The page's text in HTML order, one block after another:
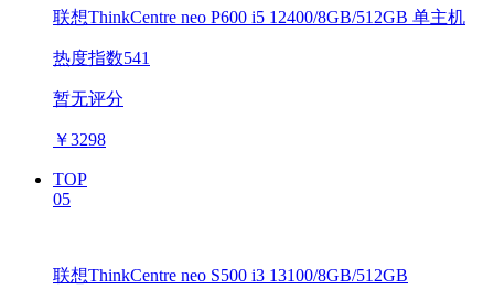
联想ThinkCentre neo P600 i5 12400/8GB/512GB 单主机
热度指数541
暂无评分
￥3298
TOP
05
联想ThinkCentre neo S500 i3 13100/8GB/512GB